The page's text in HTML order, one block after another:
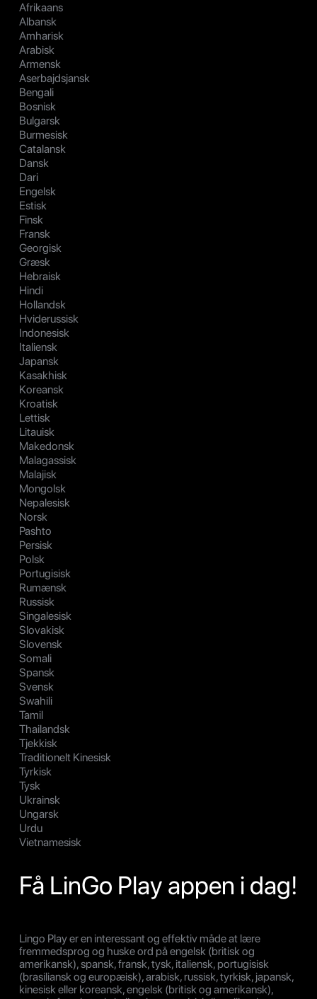
Afrikaans
Albansk
Amharisk
Arabisk
Armensk
Aserbajdsjansk
Bengali
Bosnisk
Bulgarsk
Burmesisk
Catalansk
Dansk
Dari
Engelsk
Estisk
Finsk
Fransk
Georgisk
Græsk
Hebraisk
Hindi
Hollandsk
Hviderussisk
Indonesisk
Italiensk
Japansk
Kasakhisk
Koreansk
Kroatisk
Lettisk
Litauisk
Makedonsk
Malagassisk
Malajisk
Mongolsk
Nepalesisk
Norsk
Pashto
Persisk
Polsk
Portugisisk
Rumænsk
Russisk
Singalesisk
Slovakisk
Slovensk
Somali
Spansk
Svensk
Swahili
Tamil
Thailandsk
Tjekkisk
Traditionelt Kinesisk
Tyrkisk
Tysk
Ukrainsk
Ungarsk
Urdu
Vietnamesisk
Få LinGo Play appen i dag!
Lingo Play er en interessant og effektiv måde at lære
fremmedsprog og huske ord på engelsk (britisk og
amerikansk), spansk, fransk, tysk, italiensk, portugisisk
(brasiliansk og europæisk), arabisk, russisk, tyrkisk, japansk,
kinesisk eller koreansk, engelsk (britisk og amerikansk),